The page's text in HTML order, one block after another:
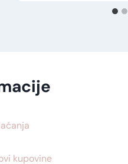
kupovine